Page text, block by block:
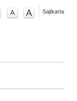
Sajtkarta